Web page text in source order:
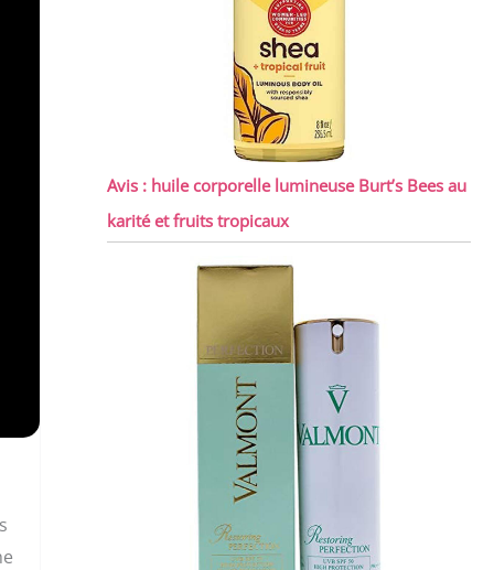
Avis : huile corporelle lumineuse Burt’s Bees au
karité et fruits tropicaux